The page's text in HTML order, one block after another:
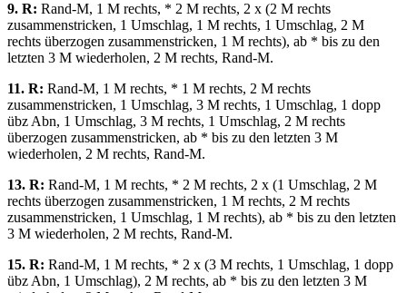
9. R: Rand-M, 1 M rechts, * 2 M rechts, 2 х (2 M rechts
zusammenstricken, 1 Umschlag, 1 M rechts, 1 Umschlag, 2 M
rechts überzogen zusammenstricken, 1 M rechts), ab * bis zu den
letzten 3 M wiederholen, 2 M rechts, Rand-M.
11. R: Rand-M, 1 M rechts, * 1 M rechts, 2 M rechts
zusammenstricken, 1 Umschlag, 3 M rechts, 1 Umschlag, 1 dopp
übz Abn, 1 Umschlag, 3 M rechts, 1 Umschlag, 2 M rechts
überzogen zusammenstricken, ab * bis zu den letzten 3 M
wiederholen, 2 M rechts, Rand-M.
13. R: Rand-M, 1 M rechts, * 2 M rechts, 2 х (1 Umschlag, 2 M
rechts überzogen zusammenstricken, 1 M rechts, 2 M rechts
zusammenstricken, 1 Umschlag, 1 M rechts), ab * bis zu den letzten
3 M wiederholen, 2 M rechts, Rand-M.
15. R: Rand-M, 1 M rechts, * 2 х (3 M rechts, 1 Umschlag, 1 dopp
übz Abn, 1 Umschlag), 2 M rechts, ab * bis zu den letzten 3 M